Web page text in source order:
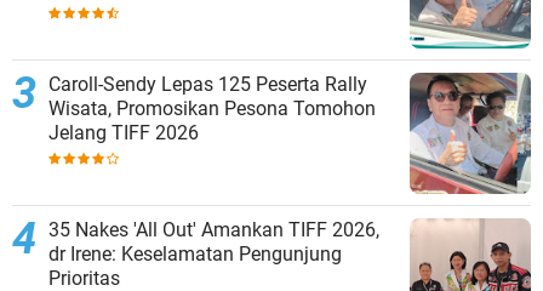
Caroll-Sendy Lepas 125 Peserta Rally
Wisata, Promosikan Pesona Tomohon
Jelang TIFF 2026
35 Nakes 'All Out' Amankan TIFF 2026,
dr Irene: Keselamatan Pengunjung
Prioritas